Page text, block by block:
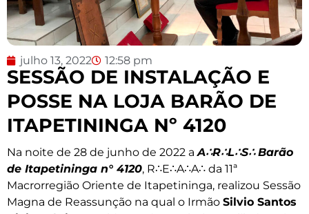
julho 13, 2022 12:58 pm
SESSÃO DE INSTALAÇÃO E
POSSE NA LOJA BARÃO DE
ITAPETININGA Nº 4120
Na noite de 28 de junho de 2022 aA∴R∴L∴S∴ Barão
de Itapetininga n° 4120, R∴E∴A∴A∴ da 11ª
Macrorregião Oriente de Itapetininga, realizou Sessão
Magna de Reassunção na qual o Irmão Silvio Santos